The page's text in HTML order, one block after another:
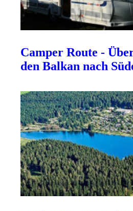
Camper Route -
den Balkan nach